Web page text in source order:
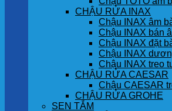
CHẬU RỬA INAX
Chậu INAX âm
Chậu INAX bán
Chậu INAX đặt
Chậu INAX
Chậu INAX treo
CHẬU RỬA CAESAR
Chậu CAESAR
CHẬU RỬA GROHE
SEN TẮM